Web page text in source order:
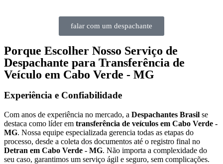
falar com um despachante
Porque Escolher Nosso Serviço de
Despachante para Transferência de
Veículo em Cabo Verde - MG
Experiência e Confiabilidade
Com anos de experiência no mercado, a Despachantes Brasil se
destaca como líder em transferência de veículos em Cabo Verde -
MG. Nossa equipe especializada gerencia todas as etapas do
processo, desde a coleta dos documentos até o registro final no
Detran em Cabo Verde - MG. Não importa a complexidade do
seu caso, garantimos um serviço ágil e seguro, sem complicações.